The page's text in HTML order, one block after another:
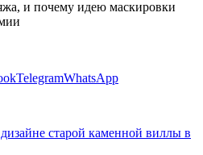
и почему идею маскировки
TelegramWhatsApp
старой каменной виллы в